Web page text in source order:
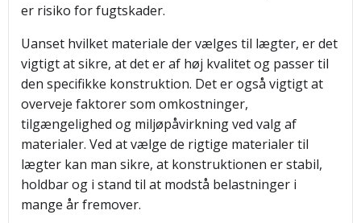
er risiko for fugtskader.
Uanset hvilket materiale der vælges til lægter, er det
vigtigt at sikre, at det er af høj kvalitet og passer til
den specifikke konstruktion. Det er også vigtigt at
overveje faktorer som omkostninger,
tilgængelighed og miljøpåvirkning ved valg af
materialer. Ved at vælge de rigtige materialer til
lægter kan man sikre, at konstruktionen er stabil,
holdbar og i stand til at modstå belastninger i
mange år fremover.